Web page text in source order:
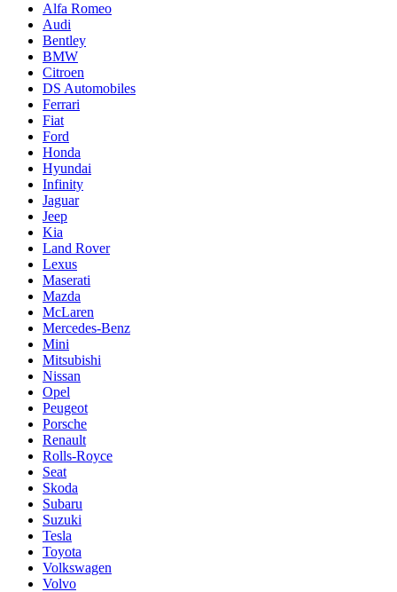
Alfa Romeo
Audi
Bentley
BMW
Citroen
DS Automobiles
Ferrari
Fiat
Ford
Honda
Hyundai
Infinity
Jaguar
Jeep
Kia
Land Rover
Lexus
Maserati
Mazda
McLaren
Mercedes-Benz
Mini
Mitsubishi
Nissan
Opel
Peugeot
Porsche
Renault
Rolls-Royce
Seat
Skoda
Subaru
Suzuki
Tesla
Toyota
Volkswagen
Volvo